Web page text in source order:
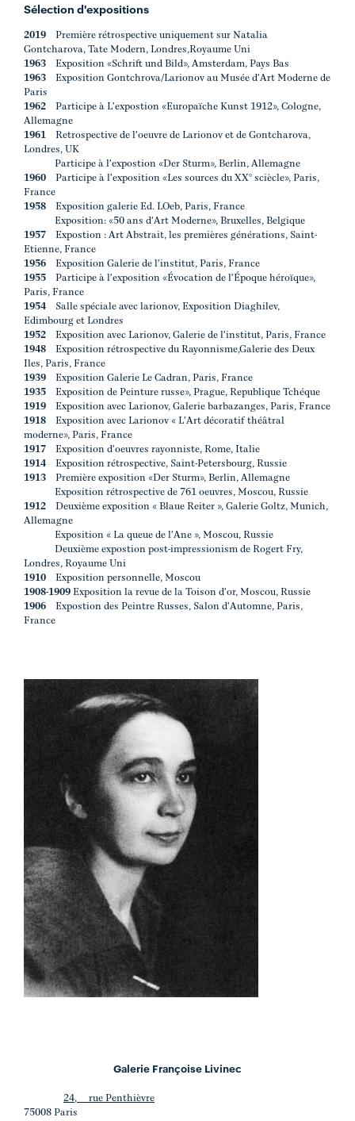
Sélection d'expositions
2019 Première rétrospective uniquement sur Natalia
Gontcharova, Tate Modern, Londres,Royaume Uni
1963 Exposition «Schrift und Bild», Amsterdam, Pays Bas
1963 Exposition Gontchrova/Larionov au Musée d'Art Moderne de
Paris
1962 Participe à L'expostion «Europaïche Kunst 1912», Cologne,
Allemagne
1961 Retrospective de l'oeuvre de Larionov et de Gontcharova,
Londres, UK
Participe à l'expostion «Der Sturm», Berlin, Allemagne
1960 Participe à l'exposition «Les sources du XX° sciècle», Paris,
France
1958 Exposition galerie Ed. LOeb, Paris, France
Exposition: «50 ans d'Art Moderne», Bruxelles, Belgique
1957 Expostion : Art Abstrait, les premières générations, Saint-
Etienne, France
1956 Exposition Galerie de l'institut, Paris, France
1955 Participe à l'exposition «Évocation de l'Époque héroïque»,
Paris, France
1954 Salle spéciale avec larionov, Exposition Diaghilev,
Edimbourg et Londres
1952 Exposition avec Larionov, Galerie de l'institut, Paris, France
1948 Exposition rétrospective du Rayonnisme,Galerie des Deux
Iles, Paris, France
1939 Exposition Galerie Le Cadran, Paris, France
1935 Exposition de Peinture russe», Prague, Republique Tchéque
1919 Exposition avec Larionov, Galerie barbazanges, Paris, France
1918 Exposition avec Larionov « L'Art décoratif théâtral
moderne», Paris, France
1917 Exposition d'oeuvres rayonniste, Rome, Italie
1914 Exposition rétrospective, Saint-Petersbourg, Russie
1913 Première exposition «Der Sturm», Berlin, Allemagne
Exposition rétrospective de 761 oeuvres, Moscou, Russie
1912 Deuxième exposition « Blaue Reiter », Galerie Goltz, Munich,
Allemagne
Exposition « La queue de l'Ane », Moscou, Russie
Deuxième expostion post-impressionism de Rogert Fry,
Londres, Royaume Uni
1910 Exposition personnelle, Moscou
1908-1909 Exposition la revue de la Toison d'or, Moscou, Russie
1906 Expostion des Peintre Russes, Salon d'Automne, Paris,
France
Galerie Françoise Livinec
24, rue Penthièvre
75008 Paris